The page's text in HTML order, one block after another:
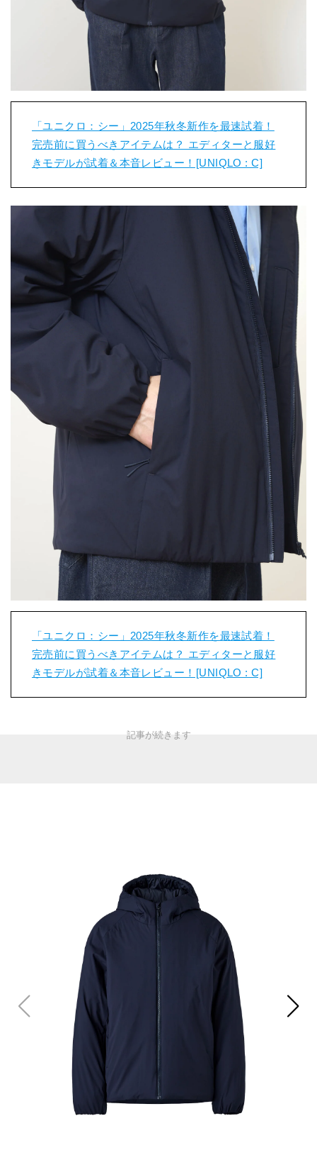
「ユニクロ：シー」2025年秋冬新作を最速試着！
完売前に買うべきアイテムは？ エディターと服好
きモデルが試着＆本音レビュー！[UNIQLO : C]
「ユニクロ：シー」2025年秋冬新作を最速試着！
完売前に買うべきアイテムは？ エディターと服好
きモデルが試着＆本音レビュー！[UNIQLO : C]